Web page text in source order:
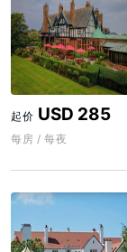
起价 USD 285
每房 / 每夜